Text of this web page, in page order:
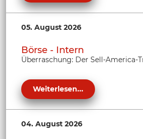
05. August 2026
Börse - Intern
Überraschung: Der Sell-America-
Weiterlesen...
04. August 2026